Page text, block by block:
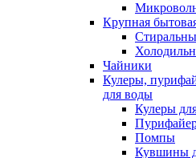
Крупная
Чайники
Кулеры,
для воды
Кулеры
Помпы
Кувшины